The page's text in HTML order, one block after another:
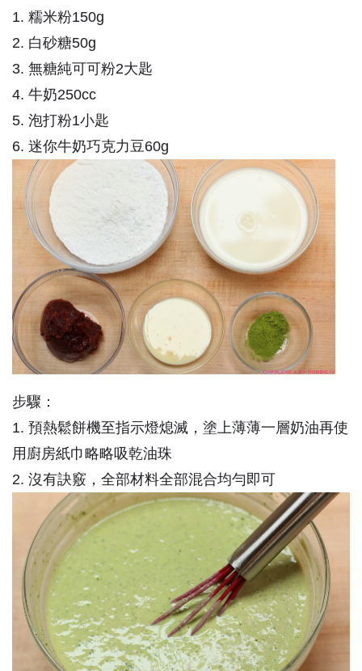
1. 糯米粉150g
2. 白砂糖50g
3. 無糖純可可粉2大匙
4. 牛奶250cc
5. 泡打粉1小匙
6. 迷你牛奶巧克力豆60g
步驟：
1. 預熱鬆餅機至指示燈熄滅，塗上薄薄一層奶油再使
用廚房紙巾略略吸乾油珠
2. 沒有訣竅，全部材料全部混合均勻即可